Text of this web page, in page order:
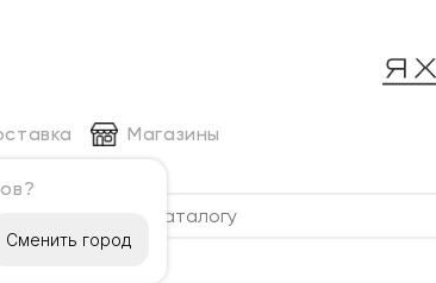
Сменить город
Магазины